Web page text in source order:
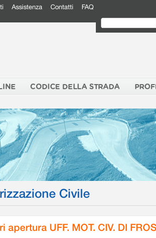
Assistenza Contatti FAQ
CODICE DELLA STRADA
Civile
apertura UFF. MOT. CIV. DI